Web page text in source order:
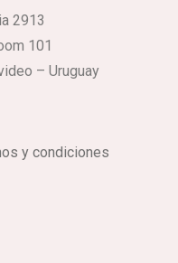
2913
101
– Uruguay
y condiciones